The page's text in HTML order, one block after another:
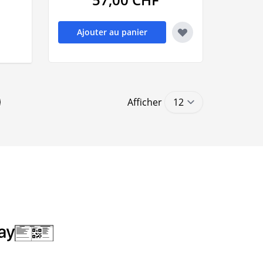
Ajouter au panier
reading page Afficher